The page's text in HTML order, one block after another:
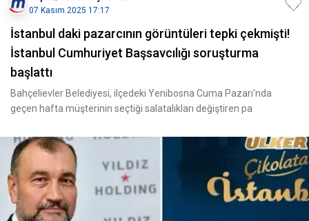
07 Kasım 2025 17:17
İstanbul daki pazarcının görüntüleri tepki çekmişti!
İstanbul Cumhuriyet Başsavcılığı soruşturma
başlattı
Bahçelievler Belediyesi, ilçedeki Yenibosna Cuma Pazarı'nda
geçen hafta müşterinin seçtiği salatalıkları değiştiren pa